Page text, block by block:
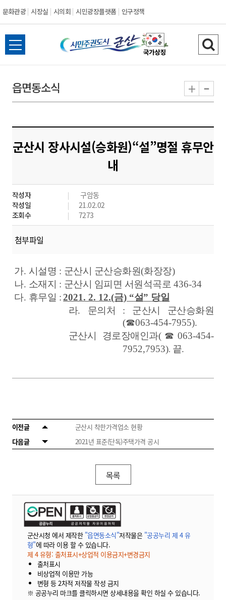
문화관광 시장실 시의회 시민광장플랫폼 인구정책
시
민
도
시
군
산
전
체
뉴
열
검
색
기
읍면동소식 + -
군산시 장사시설(승화원)“설”명절 휴무안
내
작성자
구암동
작성일
21.02.02
조회수
7273
첨부파일
가. 시설명 : 군산시 군산승화원(화장장)
나. 소재지 : 군산시 임피면 서원석곡로 436-34
다. 휴무일 : 2021. 2. 12.(금) “설” 당일
라. 문의처 : 군산시 군산승화원
(☎063-454-7955).
군산시 경로장애인과(☎063-454-
7952,7953). 끝.
이전글
군산시 착한가격업소 현황
다음글
2021년 표준(단독)주택가격 공시
목록
군산시청 에서 제작한 "읍면동소식"저작물은 "공공누리 제 4 유
형"에 따라 이용 할 수 있습니다.
제 4 유형: 출처표시+상업적 이용금지+변경금지
출처표시
비상업적 이용만 가능
변형 등 2차적 저작물 작성 금지
※ 공공누리 마크를 클릭하시면 상세내용을 확인 하실 수 있습니다.